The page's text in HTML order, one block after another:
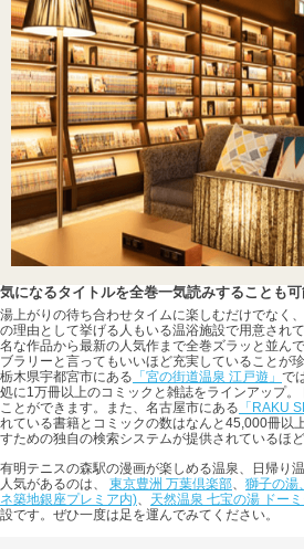
気になるタイトルを全巻一気読みすることも
湯上がりの待ち合わせタイムに楽しむだけでなく
の理由として挙げる人もいる温浴施設で用意され
名な作品から最新の人気作まで全巻ズラッと並ん
ブラリーと言ってもいいほど充実していることが
栃木県宇都宮市にある 「宮の街道温泉 江戸遊」 で
処に1万冊以上のコミックと雑誌をラインアップ
ことができます。また、名古屋市にある 「RAKU
れている書籍とコミックの数はなんと45,000冊以
すための独自の検索システムが提供されているほど
有明テニスの森駅の漫画が楽しめる温泉、日帰り
人気があるのは、 東京豊洲 万葉倶楽部、 獅子の湯
ネ築地銀座プレミア内)、 天然温泉 七宝の湯 ドー
設です。ぜひ一度は足を運んでみてください。